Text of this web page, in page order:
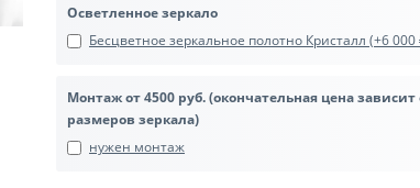
Осветленное зеркало
Бесцветное зеркальное полотно Кристалл (+6 000
Монтаж от 4500 руб. (окончательная цена
размеров зеркала)
нужен монтаж